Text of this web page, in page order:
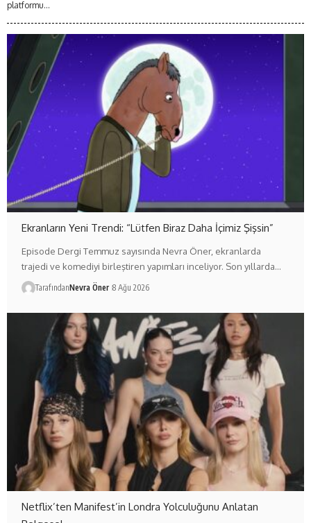
platformu...
Ekranların Yeni Trendi: “Lütfen Biraz Daha İçimiz Şişsin”
Episode Dergi Temmuz sayısında Nevra Öner, ekranlarda
trajedi ve komediyi birleştiren yapımları inceliyor. Son yıllarda…
TarafındanNevra Öner 8 Ağu 2026
Netflix’ten Manifest’in Londra Yolculuğunu Anlatan